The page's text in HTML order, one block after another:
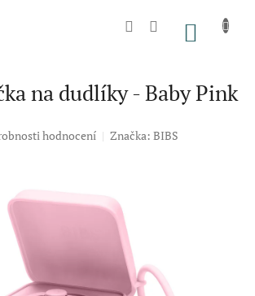
na dudlíky - Baby Pink
hodnocení Značka: BIBS